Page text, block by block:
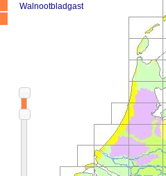
Walnootbladgast